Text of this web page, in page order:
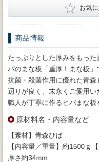
★ お気
商品情報
たっぷりとした厚みをもっ
バのまな板「重厚！まな板」
抗菌・殺菌作用に優れた青
辺りが良く、末永くご愛用い
職人が丁寧に作るヒバまな板
原材料名・内容量など
【素材】青森ひば
【内容量／重量】約1500ｇ
厚さ約34mm